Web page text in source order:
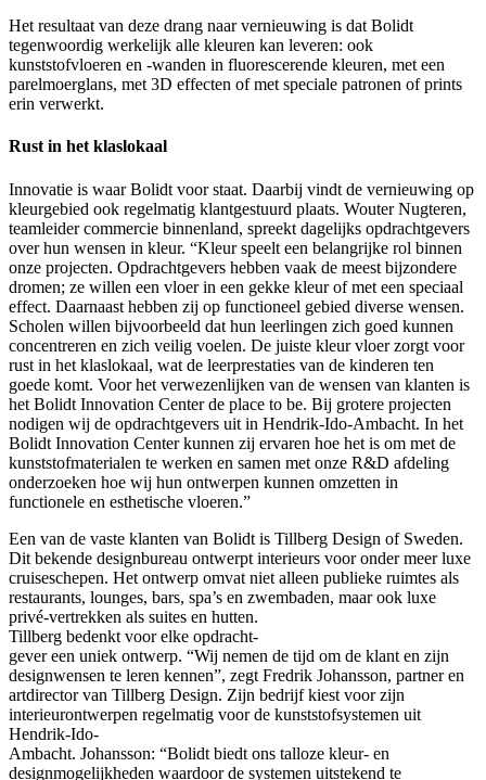
Het resultaat van deze drang naar vernieuwing is dat Bolidt
tegenwoordig werkelijk alle kleuren kan leveren: ook
kunststofvloeren en -wanden in fluorescerende kleuren, met een
parelmoerglans, met 3D effecten of met speciale patronen of prints
erin verwerkt.
Rust in het klaslokaal
Innovatie is waar Bolidt voor staat. Daarbij vindt de vernieuwing op
kleurgebied ook regelmatig klantgestuurd plaats. Wouter Nugteren,
teamleider commercie binnenland, spreekt dagelijks opdrachtgevers
over hun wensen in kleur. “Kleur speelt een belangrijke rol binnen
onze projecten. Opdrachtgevers hebben vaak de meest bijzondere
dromen; ze willen een vloer in een gekke kleur of met een speciaal
effect. Daarnaast hebben zij op functioneel gebied diverse wensen.
Scholen willen bijvoorbeeld dat hun leerlingen zich goed kunnen
concentreren en zich veilig voelen. De juiste kleur vloer zorgt voor
rust in het klaslokaal, wat de leerprestaties van de kinderen ten
goede komt. Voor het verwezenlijken van de wensen van klanten is
het Bolidt Innovation Center de place to be. Bij grotere projecten
nodigen wij de opdrachtgevers uit in Hendrik-Ido-Ambacht. In het
Bolidt Innovation Center kunnen zij ervaren hoe het is om met de
kunststofmaterialen te werken en samen met onze R&D afdeling
onderzoeken hoe wij hun ontwerpen kunnen omzetten in
functionele en esthetische vloeren.”
Een van de vaste klanten van Bolidt is Tillberg Design of Sweden.
Dit bekende designbureau ontwerpt interieurs voor onder meer luxe
cruiseschepen. Het ontwerp omvat niet alleen publieke ruimtes als
restaurants, lounges, bars, spa’s en zwembaden, maar ook luxe
privé-vertrekken als suites en hutten.
Tillberg bedenkt voor elke opdracht-
gever een uniek ontwerp. “Wij nemen de tijd om de klant en zijn
designwensen te leren kennen”, zegt Fredrik Johansson, partner en
artdirector van Tillberg Design. Zijn bedrijf kiest voor zijn
interieurontwerpen regelmatig voor de kunststofsystemen uit
Hendrik-Ido-
Ambacht. Johansson: “Bolidt biedt ons talloze kleur- en
designmogelijkheden waardoor de systemen uitstekend te